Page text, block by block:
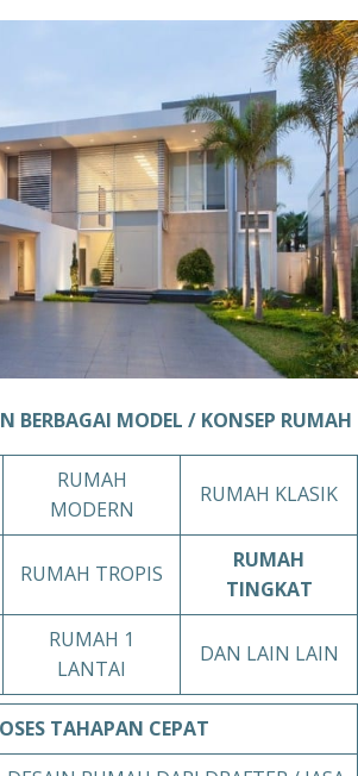
BERBAGAI MODEL / KONSEP RUMAH
RUMAH
MODERN
RUMAH KLASIK
RUMAH TROPIS
RUMAH
TINGKAT
RUMAH 1
LANTAI
DAN LAIN LAIN
TAHAPAN CEPAT